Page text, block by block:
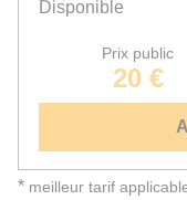
Disponible
Prix public
20 €
* meilleur tarif